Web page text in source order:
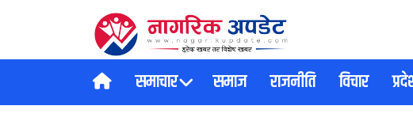
समाचार समाज राजनीति विचार